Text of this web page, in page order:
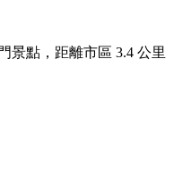
景點，距離市區 3.4 公里